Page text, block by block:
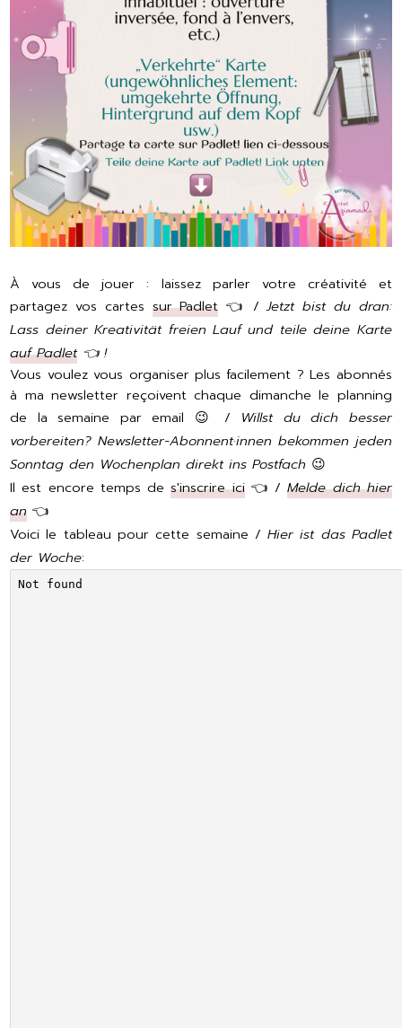
À vous de jouer : laissez parler votre créativité et
partagez vos cartes sur Padlet 👈 /Jetzt bist du dran:
Lass deiner Kreativität freien Lauf und teile deine Karte
auf Padlet👈 !
Vous voulez vous organiser plus facilement ? Les abonnés
à ma newsletter reçoivent chaque dimanche le planning
de la semaine par email 😉 / Willst du dich besser
vorbereiten? Newsletter-Abonnent·innen bekommen jeden
Sonntag den Wochenplan direkt ins Postfach 😉
Il est encore temps des'inscrire ici👈 /Melde dich hier
an 👈
Voici le tableau pour cette semaine /Hier ist das Padlet
der Woche: